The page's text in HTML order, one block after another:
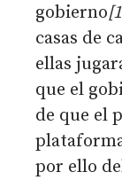
gobierno
casas de
ellas
que el
de que el
por ello